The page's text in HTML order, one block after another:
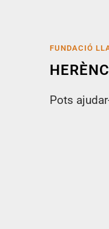
FUNDACIÓ
Pots